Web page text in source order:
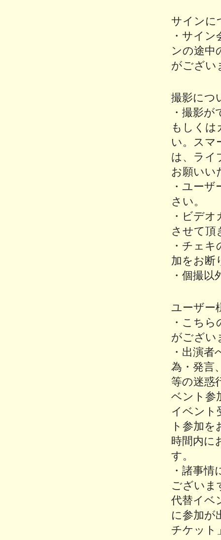
サインに
・サイ
ンの途中
がござい
撮影につ
・撮影
もしくは
い。スマ
は、ライ
お願いい
・ユー
さい。
・ビデ
させて頂
・チェ
加をお断
・個撮
ユーザー
・こち
がござい
・出演
為・発言
等の迷惑
ベント参
イベント
ト参加
時間内に
す。
・諸事
ございま
代替イベ
に参加が
チケット